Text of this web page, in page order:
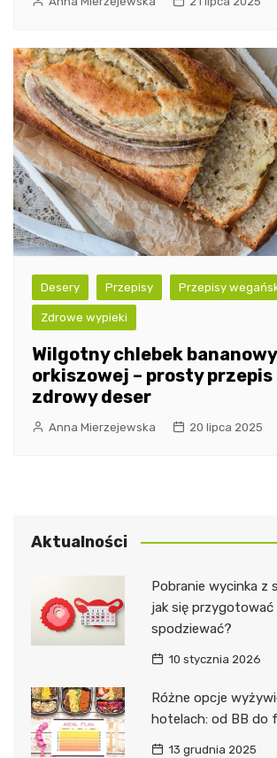
Desery Przepisy Przepisy
Zdrowe wypieki
Wilgotny chlebek
orkiszowej – prosty przepis
zdrowy deser
Anna Mierzejewska 20 lipca 2025
Aktualności
Pobranie wycinka z
jak się przygotować
spodziewać?
10 stycznia 2026
Różne opcje
hotelach: od BB do
13 grudnia 2025